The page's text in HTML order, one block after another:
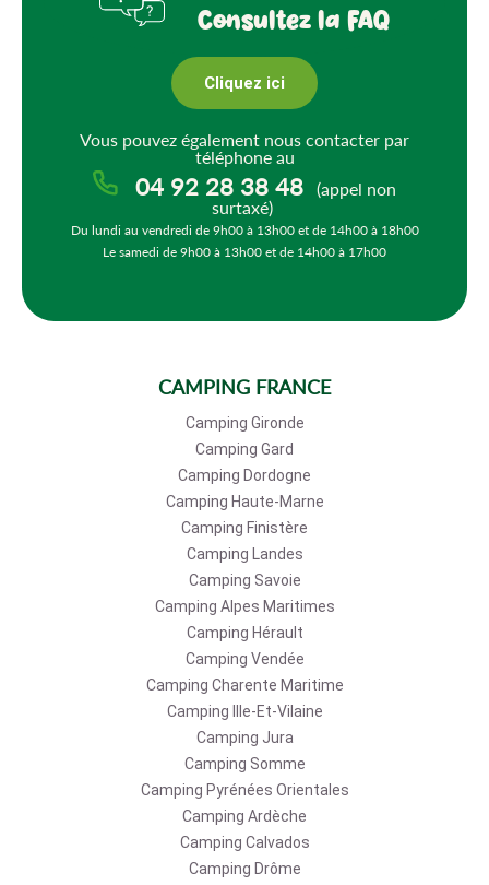
Consultez la FAQ
Cliquez ici
Vous pouvez également nous contacter par
téléphone au
04 92 28 38 48
(appel non
surtaxé)
Du lundi au vendredi de 9h00 à 13h00 et de 14h00 à 18h00
Le samedi de 9h00 à 13h00 et de 14h00 à 17h00
CAMPING FRANCE
Camping Gironde
Camping Gard
Camping Dordogne
Camping Haute-Marne
Camping Finistère
Camping Landes
Camping Savoie
Camping Alpes Maritimes
Camping Hérault
Camping Vendée
Camping Charente Maritime
Camping Ille-Et-Vilaine
Camping Jura
Camping Somme
Camping Pyrénées Orientales
Camping Ardèche
Camping Calvados
Camping Drôme